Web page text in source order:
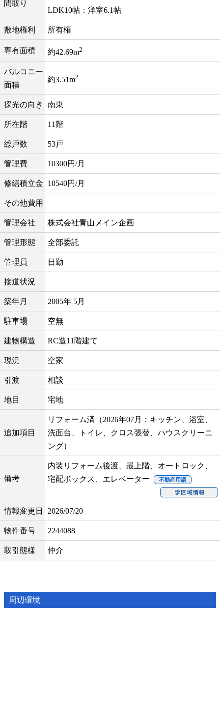
間取り
LDK10帖：洋室6.1帖
敷地権利 所有権
専有面積 約42.69m2
バルコニー
面積
約3.51m2
採光の向き 南東
所在階 11階
総戸数 53戸
管理費 10300円/月
修繕積立金 10540円/月
その他費用
管理会社 株式会社青山メイン企画
管理形態 全部委託
管理員 日勤
接道状況
築年月 2005年 5月
駐車場 空無
建物構造 RC造11階建て
現況 空家
引渡 相談
地目 宅地
追加項目
リフォーム済（2026年07月：キッチン、浴室、
洗面台、トイレ、クロス張替、ハウスクリーニ
ング）
備考
内装リフォーム後渡、最上階、オートロック、
宅配ボックス、エレベーター
不動産用語
情報変更日 2026/07/20
物件番号 2244088
取引態様 仲介
周辺環境